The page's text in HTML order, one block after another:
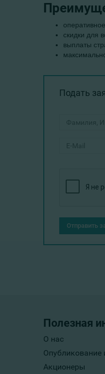
скидки для
выплаты
Подать
Отправить
Полезная
О нас
Акционеры